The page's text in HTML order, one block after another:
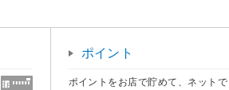
ポイント
ポイントをお店で貯めて、ネットで